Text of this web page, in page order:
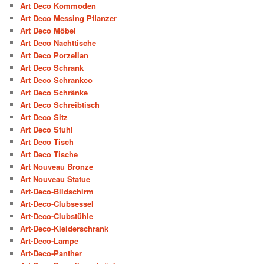
Art Deco Kommoden
Art Deco Messing Pflanzer
Art Deco Möbel
Art Deco Nachttische
Art Deco Porzellan
Art Deco Schrank
Art Deco Schrankco
Art Deco Schränke
Art Deco Schreibtisch
Art Deco Sitz
Art Deco Stuhl
Art Deco Tisch
Art Deco Tische
Art Nouveau Bronze
Art Nouveau Statue
Art-Deco-Bildschirm
Art-Deco-Clubsessel
Art-Deco-Clubstühle
Art-Deco-Kleiderschrank
Art-Deco-Lampe
Art-Deco-Panther